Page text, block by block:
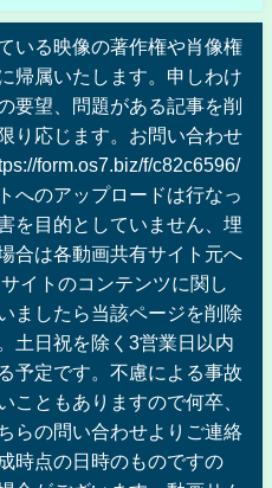
いる映像の著作権や肖像権
帰属いたします。申しわけ
要望、問題がある記事を削
り応じます。お問い合わせ
form.os7.biz/f/c82c6596/
へのアップロードは行なっ
を目的としていません、埋
合は各動画共有サイト元へ
イトのコンテンツに関し
ましたら当該ページを削除
土日祝を除く3営業日以内
予定です。不慮による事故
こともありますので何卒、
らの問い合わせよりご連絡
時点の日時のものですの